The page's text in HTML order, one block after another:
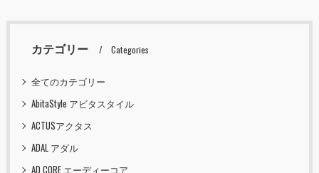
カテゴリー Categories
全てのカテゴリー
AbitaStyle アビタスタイル
ACTUSアクタス
ADAL アダル
AD CORE エーディーコア